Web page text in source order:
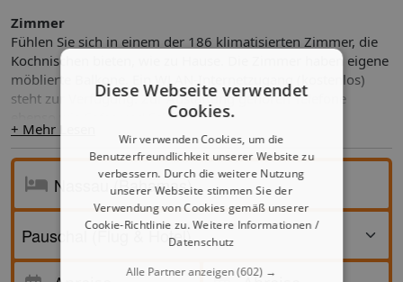
Zimmer
Fühlen Sie sich in einem der 186 klimatisierten Zimmer, die
Kochnischen bieten, wie zu Hause. Die Zimmer haben eigene
möblierte Balkone. Ein WLAN-Internetzugang (kostenlos)
steht zur Verfügung. Zur Austattung gehören Telefone
ebenso wie Safes und Schreibtische.
Ausstattung
3 Außenpools lassen ebenso keine Langweile aufkommen
wie: Fahrradverleih. WLAN-Internetzugang (kostenlos),
Concierge-Service und Babysitter oder Kinderbetreuung
(gegen Gebühr) stehen ebenfalls zur Verfügung.
Speisen
+ Mehr Lesen
Anreise
Diese Webseite verwendet
Cookies.
Wir verwenden Cookies, um die
Benutzerfreundlichkeit unserer Website zu
verbessern. Durch die weitere Nutzung
unserer Webseite stimmen Sie der
Verwendung von Cookies gemäß unserer
Cookie-Richtlinie zu.Weitere Informationen /
Datenschutz
Alle Partner anzeigen(602) →